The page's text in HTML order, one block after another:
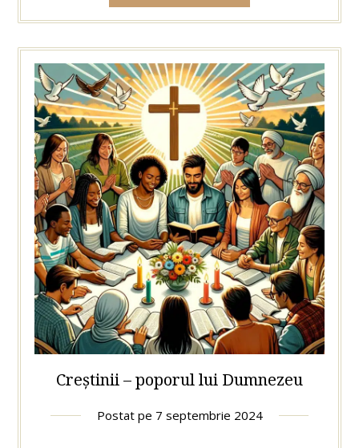
Creștinii – poporul lui Dumnezeu
Postat pe 7 septembrie 2024